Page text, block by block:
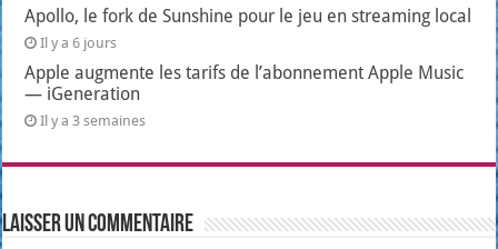
Apollo, le fork de Sunshine pour le jeu en streaming local
Il y a 6 jours
Apple augmente les tarifs de l’abonnement Apple Music
— iGeneration
Il y a 3 semaines
Laisser un commentaire